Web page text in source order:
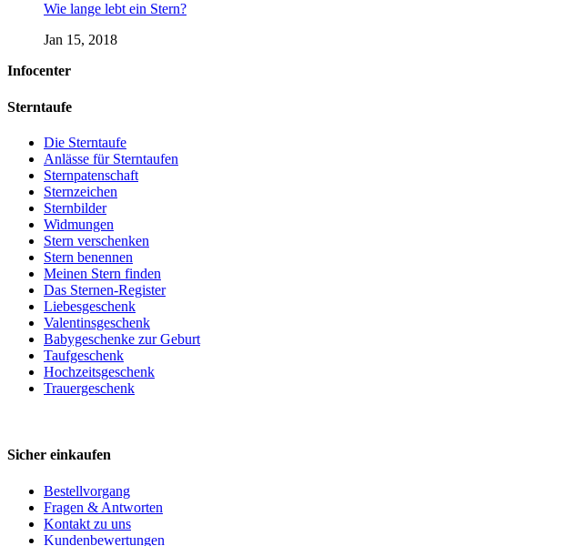
Wie lange lebt ein Stern?
Jan 15, 2018
Infocenter
Sterntaufe
Die Sterntaufe
Anlässe für Sterntaufen
Sternpatenschaft
Sternzeichen
Sternbilder
Widmungen
Stern verschenken
Stern benennen
Meinen Stern finden
Das Sternen-Register
Liebesgeschenk
Valentinsgeschenk
Babygeschenke zur Geburt
Taufgeschenk
Hochzeitsgeschenk
Trauergeschenk
Sicher einkaufen
Bestellvorgang
Fragen & Antworten
Kontakt zu uns
Kundenbewertungen